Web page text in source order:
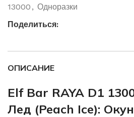
13000 , Одноразки
Поделиться:
ОПИСАНИЕ
Elf Bar RAYA D1
Лед (Peach Ice):